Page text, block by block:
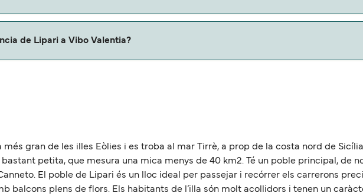
de Lipari a Vibo Valentia?
més gran de les illes Eòlies i es troba al mar Tirrè, a prop de la costa nord de
petita, que mesura una mica menys de 40 km2. Té un poble principal, de
El poble de Lipari és un lloc ideal per passejar i recórrer els carrerons
balcons plens de flors. Els habitants de l’illa són molt acollidors i tenen un